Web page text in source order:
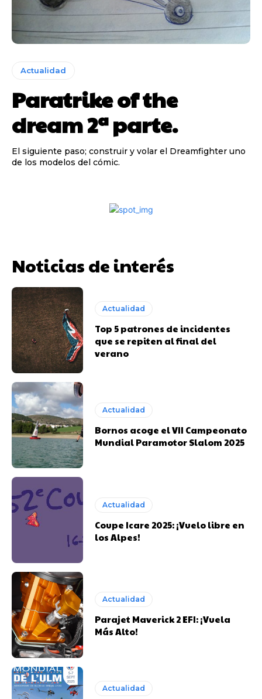
Actualidad
Paratrike of the
dream 2ª parte.
El siguiente paso; construir y volar el Dreamfighter uno
de los modelos del cómic.
Noticias de interés
Actualidad
Top 5 patrones de incidentes
que se repiten al final del
verano
Actualidad
Bornos acoge el VII Campeonato
Mundial Paramotor Slalom 2025
Actualidad
Coupe Icare 2025: ¡Vuelo libre en
los Alpes!
Actualidad
Parajet Maverick 2 EFI: ¡Vuela
Más Alto!
Actualidad